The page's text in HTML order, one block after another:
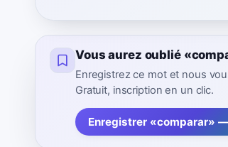
Vous aurez oublié
Enregistrez ce mot et nous
Gratuit, inscription en un clic.
Enregistrer «comparar»